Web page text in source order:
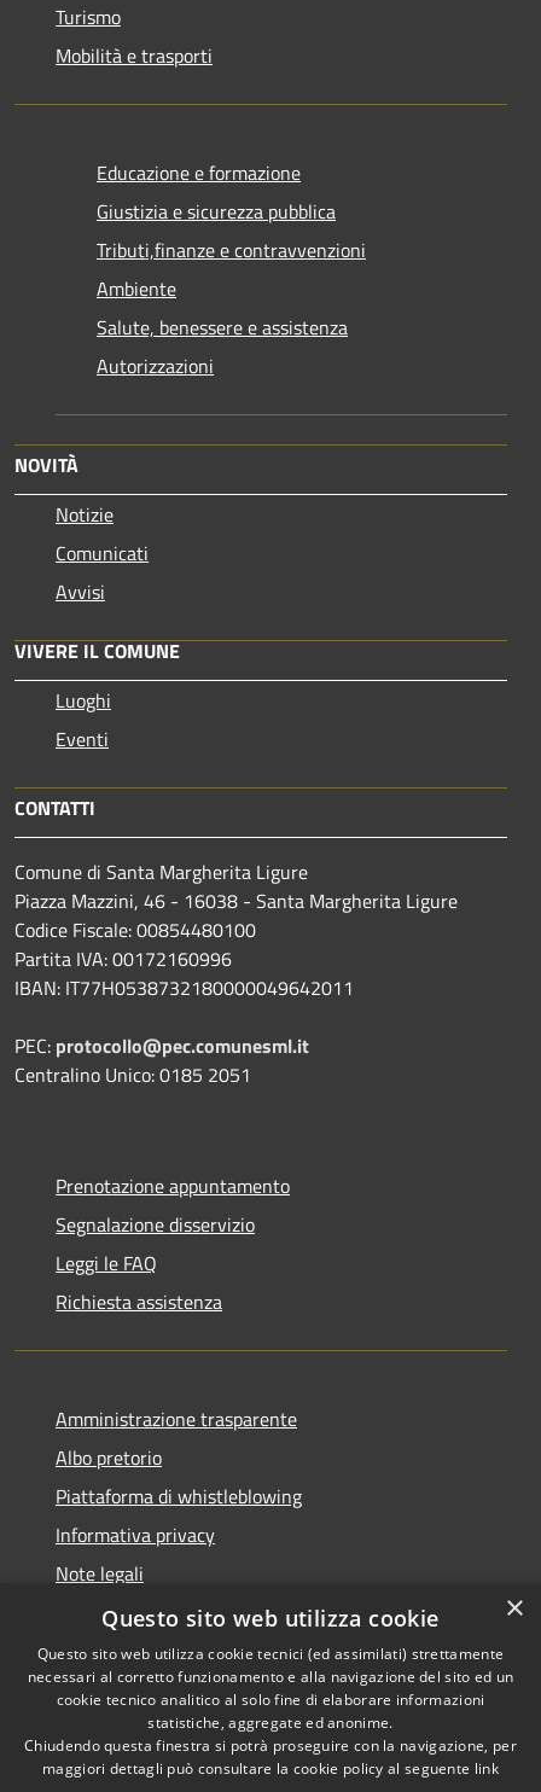
Turismo
Mobilità e trasporti
Educazione e formazione
Giustizia e sicurezza pubblica
Tributi,finanze e contravvenzioni
Ambiente
Salute, benessere e assistenza
Autorizzazioni
NOVITÀ
Notizie
Comunicati
Avvisi
VIVERE IL COMUNE
Luoghi
Eventi
CONTATTI
Comune di Santa Margherita Ligure
Piazza Mazzini, 46 - 16038 - Santa Margherita Ligure
Codice Fiscale: 00854480100
Partita IVA: 00172160996
IBAN: IT77H0538732180000049642011
PEC: protocollo@pec.comunesml.it
Centralino Unico: 0185 2051
Prenotazione appuntamento
Segnalazione disservizio
Leggi le FAQ
Richiesta assistenza
Amministrazione trasparente
Albo pretorio
Piattaforma di whistleblowing
Informativa privacy
Note legali
Dichiarazione di accessibilità
RSS
Accessibilità
© 2022 • Comune di Santa
Margherita Ligure •
×
Questo sito web utilizza cookie
Questo sito web utilizza cookie tecnici (ed assimilati) strettamente
necessari al corretto funzionamento e alla navigazione del sito ed un
cookie tecnico analitico al solo fine di elaborare informazioni
statistiche, aggregate ed anonime.
Chiudendo questa finestra si potrà proseguire con la navigazione, per
maggiori dettagli può consultare la cookie policy al seguente link